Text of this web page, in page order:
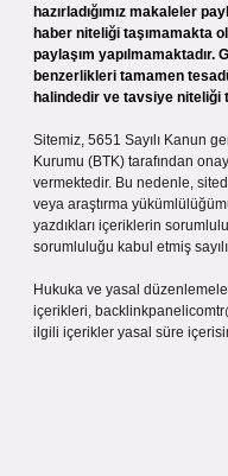
hazırladığımız makaleler
haber niteliği taşımamakta
paylaşım
benzerlikleri tamamen
halindedir ve tavsiye niteliği
Sitemiz, 5651 Sayılı Kanun
Kurumu (BTK) tarafından
vermektedir. Bu nedenle,
veya araştırma
yazdıkları içeriklerin
sorumluluğu kabul etmiş
Hukuka ve yasal
içerikleri,
ilgili içerikler yasal süre